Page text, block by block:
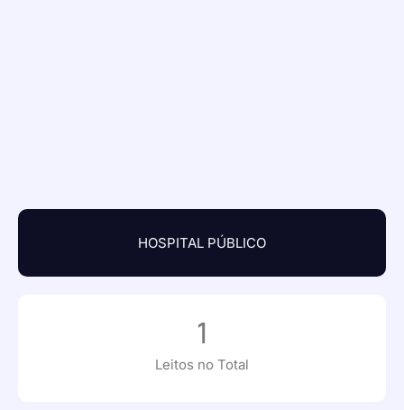
HOSPITAL PÚBLICO
Leitos no Total
1